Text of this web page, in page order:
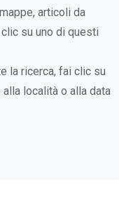
articoli da
su uno di questi
la ricerca, fai clic su
località o alla data